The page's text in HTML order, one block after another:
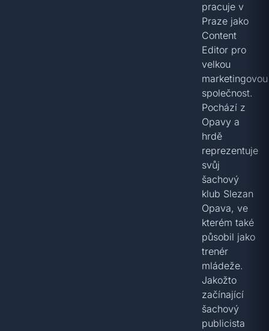
pracuje v
Praze jako
Content
Editor pro
velkou
marketingovou
společnost.
Pochází z
Opavy a
hrdě
reprezentuje
svůj
šachový
klub Slezan
Opava, ve
kterém také
působil jako
trenér
mládeže.
Jakožto
začínající
šachový
publicista